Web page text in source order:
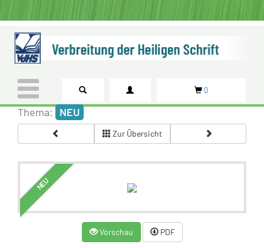
0
Thema: NEU
Zur Übersicht
NEU
Vorschau PDF